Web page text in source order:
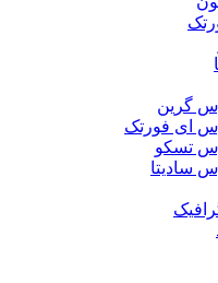
گرین
ای فورتک
تسکو
سادیتا